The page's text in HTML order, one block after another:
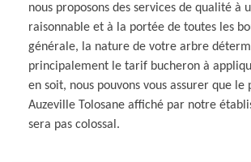
nous proposons des services de qualité à
raisonnable et à la portée de toutes les
générale, la nature de votre arbre
principalement le tarif bucheron à
en soit, nous pouvons vous assurer que le
Auzeville Tolosane affiché par notre
sera pas colossal.